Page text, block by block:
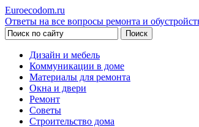
Euroecodom.ru
Ответы на все вопросы ремонта и
Дизайн и мебель
Коммуникации в доме
Материалы для ремонта
Окна и двери
Ремонт
Советы
Строительство дома